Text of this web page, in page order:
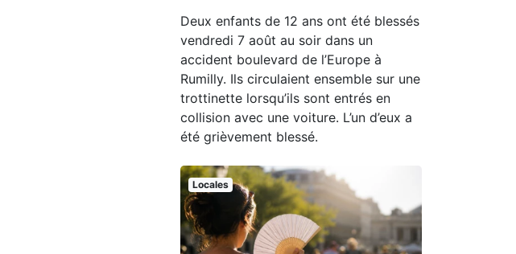
Deux enfants de 12 ans ont été blessés
vendredi 7 août au soir dans un
accident boulevard de l’Europe à
Rumilly. Ils circulaient ensemble sur une
trottinette lorsqu’ils sont entrés en
collision avec une voiture. L’un d’eux a
été grièvement blessé.
Locales